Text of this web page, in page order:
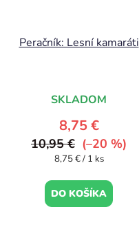
Peračník: Lesní kamaráti
SKLADOM
8,75 €
10,95 € (–20 %)
Jednotková
8,75 € / 1 ks
DO KOŠÍKA